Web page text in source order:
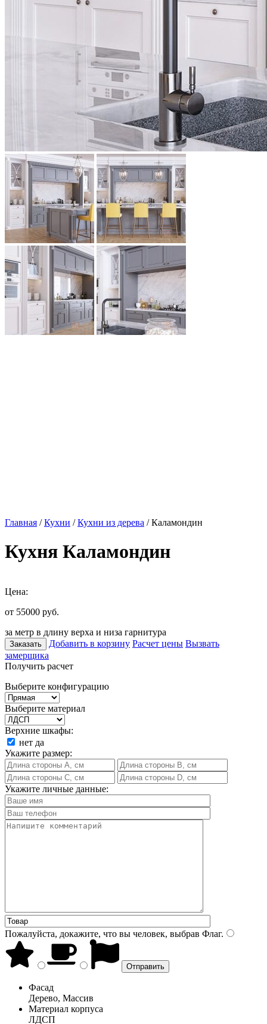
Главная /Кухни /Кухни из дерева / Каламондин
Кухня Каламондин
Цена:
от 55000 руб.
за метр в длину верха и низа гарнитура
Заказать Добавить в корзину Расчет цены Вызвать
замерщика
Получить расчет
Выберите конфигурацию
Выберите материал
Верхние шкафы:
нет да
Укажите размер:
Укажите личные данные:
Пожалуйста, докажите, что вы человек, выбрав Флаг.
Фасад
Дерево, Массив
Материал корпуса
ЛДСП